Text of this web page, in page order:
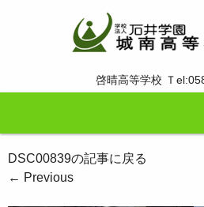
啓晴高等学校 Ｔ
DSC00839の記事に戻る
← Previous